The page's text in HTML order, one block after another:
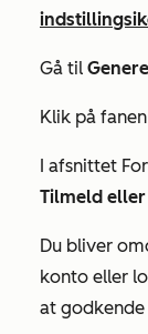
Gå til
Klik på fanen
I afsnittet
Tilmeld
Du bliver
konto eller
at